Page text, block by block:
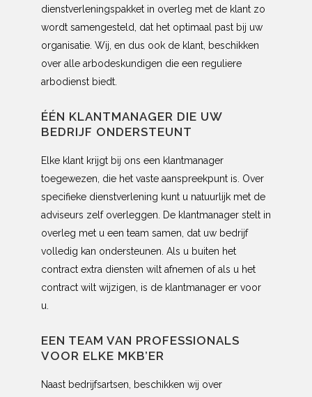
dienstverleningspakket in overleg met de klant zo
wordt samengesteld, dat het optimaal past bij uw
organisatie. Wij, en dus ook de klant, beschikken
over alle arbodeskundigen die een reguliere
arbodienst biedt.
ÉÉN KLANTMANAGER DIE UW
BEDRIJF ONDERSTEUNT
Elke klant krijgt bij ons een klantmanager
toegewezen, die het vaste aanspreekpunt is. Over
specifieke dienstverlening kunt u natuurlijk met de
adviseurs zelf overleggen. De klantmanager stelt in
overleg met u een team samen, dat uw bedrijf
volledig kan ondersteunen. Als u buiten het
contract extra diensten wilt afnemen of als u het
contract wilt wijzigen, is de klantmanager er voor
u.
EEN TEAM VAN PROFESSIONALS
VOOR ELKE MKB’ER
Naast bedrijfsartsen, beschikken wij over